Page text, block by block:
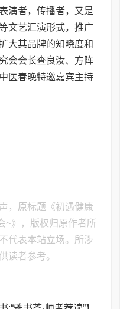
演者，传播者，又是
文艺汇演形式，推广
大其品牌的知晓度和
会会长查良汝、方阵
医春晚特邀嘉宾主持
，原标题《初遇健康
》，版权归原作者所
代表本站立场。所涉
读者参考。